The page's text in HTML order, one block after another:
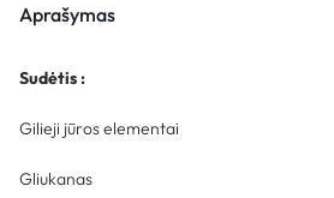
Aprašymas
Sudėtis :
Gilieji jūros elementai
Gliukanas